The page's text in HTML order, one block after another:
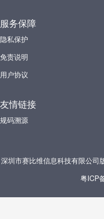
服务保障
隐私保护
免责说明
用户协议
友情链接
规码溯源
深圳市赛比维信息科技有限公
粤ICP